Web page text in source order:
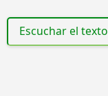
Escuchar el texto